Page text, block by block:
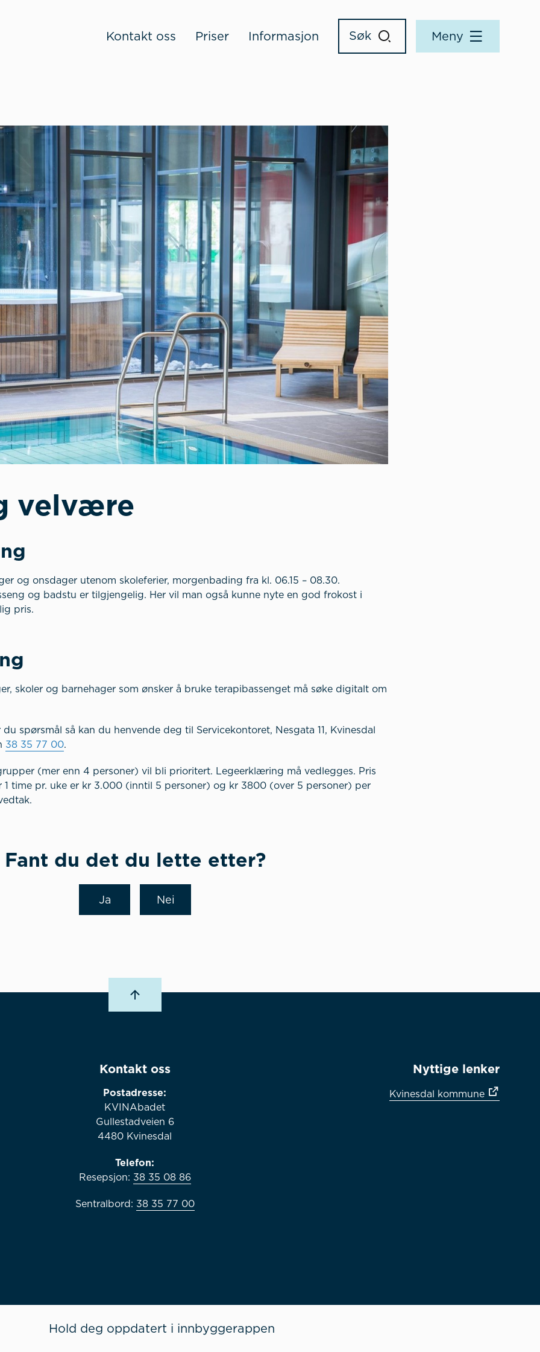
Kontakt oss Priser Informasjon Meny
velvære
og onsdager utenom skoleferier, morgenbading fra kl. 06.15 – 08.30.
og badstu er tilgjengelig. Her vil man også kunne nyte en god frokost i
pris.
skoler og barnehager som ønsker å bruke terapibassenget må søke digitalt om
spørsmål så kan du henvende deg til Servicekontoret, Nesgata 11, Kvinesdal
38 35 77 00.
(mer enn 4 personer) vil bli prioritert. Legeerklæring må vedlegges. Pris
time pr. uke er kr 3.000 (inntil 5 personer) og kr 3800 (over 5 personer) per
Fant du det du lette etter?
Ja Nei
Kontakt oss
Postadresse:
KVINAbadet
Gullestadveien 6
4480 Kvinesdal
Telefon:
Resepsjon: 38 35 08 86
Sentralbord: 38 35 77 00
Nyttige lenker
Kvinesdal kommune
Hold deg oppdatert i innbyggerappen